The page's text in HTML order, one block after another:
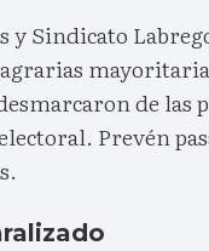
y Sindicato
de las
Prevén